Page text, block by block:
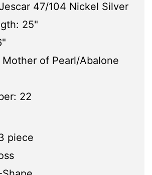
47/104 Nickel Silver
25"
of Pearl/Abalone
22
piece